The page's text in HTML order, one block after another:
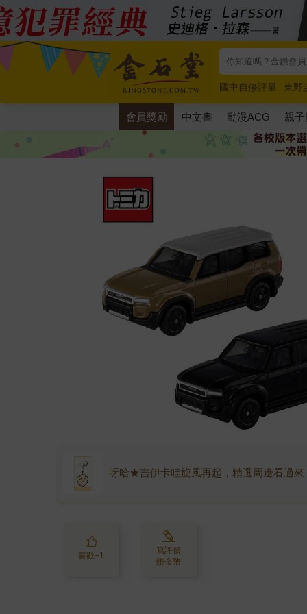
國中自修評量
東野
唯紅花綻放
奧德賽
會員獎勵 中文書 動漫ACG 親
呀哈★吉伊卡哇旋風再起，精選周邊看過來
喜歡+1
寫評價
賺金幣